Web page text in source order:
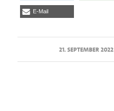
E-Mail
21. SEPTEMBER 2022
/